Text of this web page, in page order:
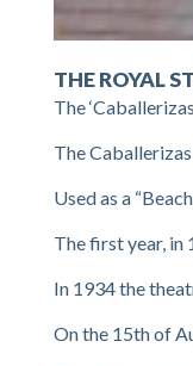
THE ROYAL
The
The
Used as a
The first year, in
In 1934 the
On the 15th of